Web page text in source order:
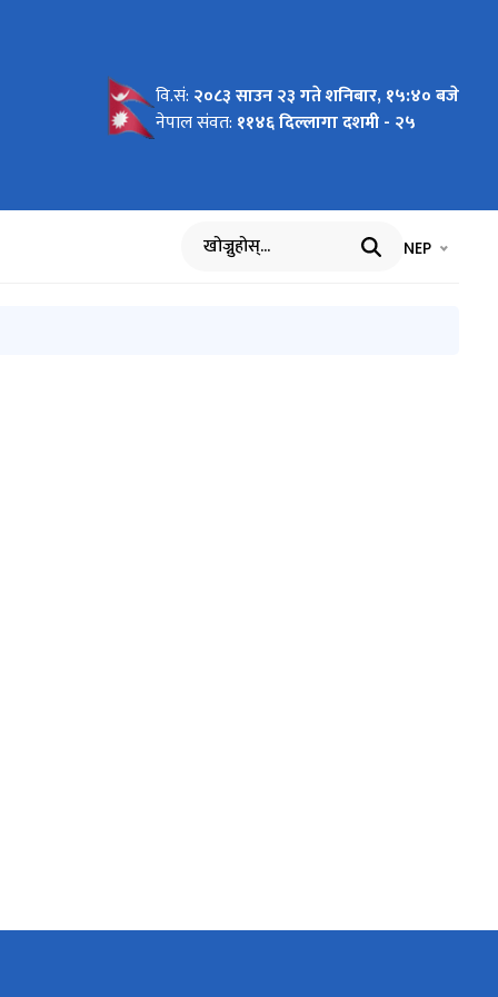
वि.सं: २०८३ साउन २३ गते शनिबार, १५:४० बजे
नेपाल संवत: ११४६ दिल्लागा दशमी - २५
खोज्नुहोस् भाषा चयन
NEP